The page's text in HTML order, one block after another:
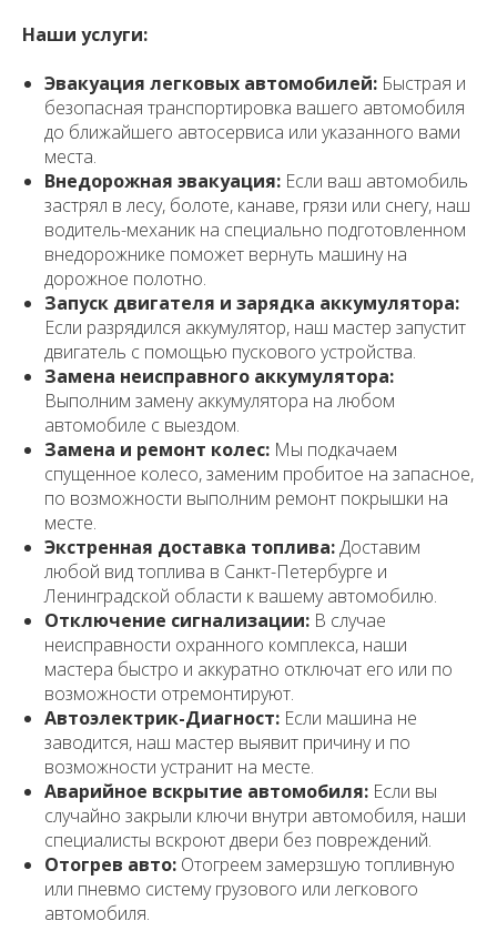
Наши услуги:
Эвакуация легковых автомобилей: Быстрая и
безопасная транспортировка вашего автомобиля
до ближайшего автосервиса или указанного вами
места.
Внедорожная эвакуация: Если ваш автомобиль
застрял в лесу, болоте, канаве, грязи или снегу, наш
водитель-механик на специально подготовленном
внедорожнике поможет вернуть машину на
дорожное полотно.
Запуск двигателя и зарядка аккумулятора:
Если разрядился аккумулятор, наш мастер запустит
двигатель с помощью пускового устройства.
Замена неисправного аккумулятора:
Выполним замену аккумулятора на любом
автомобиле с выездом.
Замена и ремонт колес: Мы подкачаем
спущенное колесо, заменим пробитое на запасное,
по возможности выполним ремонт покрышки на
месте.
Экстренная доставка топлива:Доставим
любой вид топлива в Санкт-Петербурге и
Ленинградской области к вашему автомобилю.
Отключение сигнализации: В случае
неисправности охранного комплекса, наши
мастера быстро и аккуратно отключат его или по
возможности отремонтируют.
Автоэлектрик-Диагност: Если машина не
заводится, наш мастер выявит причину и по
возможности устранит на месте.
Аварийное вскрытие автомобиля: Если вы
случайно закрыли ключи внутри автомобиля, наши
специалисты вскроют двери без повреждений.
Отогрев авто: Отогреем замерзшую топливную
или пневмо систему грузового или легкового
автомобиля.